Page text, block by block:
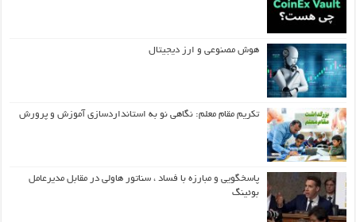
هوش مصنوعی و ارز دیجیتال
تکریم مقام معلم: نگاهی نو به استانداردسازی آموزش و پرورش
پاسخگویی و مبارزه با فساد ، سناتور هاولی در مقابل مدیرعامل
بوئینگ